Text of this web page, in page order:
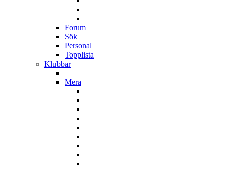
Forum
Sök
Personal
Topplista
Klubbar
Mera